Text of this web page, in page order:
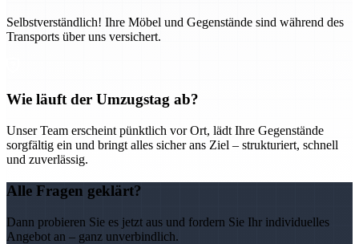
Selbstverständlich! Ihre Möbel und Gegenstände sind während des
Transports über uns versichert.
Wie läuft der Umzugstag ab?
Unser Team erscheint pünktlich vor Ort, lädt Ihre Gegenstände
sorgfältig ein und bringt alles sicher ans Ziel – strukturiert, schnell
und zuverlässig.
Alle Fragen geklärt?
Dann probieren Sie es jetzt aus und fordern Sie Ihr individuelles
Angebot an – ganz unverbindlich.